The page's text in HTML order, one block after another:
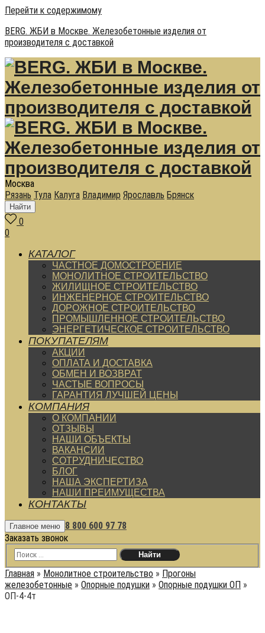
Перейти к содержимому
BERG. ЖБИ в Москве. Железобетонные изделия от
производителя с доставкой
Москва
Рязань Тула Калуга Владимир Ярославль Брянск
Найти
0
0
КАТАЛОГ
ЧАСТНОЕ ДОМОСТРОЕНИЕ
МОНОЛИТНОЕ СТРОИТЕЛЬСТВО
ЖИЛИЩНОЕ СТРОИТЕЛЬСТВО
ИНЖЕНЕРНОЕ СТРОИТЕЛЬСТВО
ДОРОЖНОЕ СТРОИТЕЛЬСТВО
ПРОМЫШЛЕННОЕ СТРОИТЕЛЬСТВО
ЭНЕРГЕТИЧЕСКОЕ СТРОИТЕЛЬСТВО
ПОКУПАТЕЛЯМ
АКЦИИ
ОПЛАТА И ДОСТАВКА
ОБМЕН И ВОЗВРАТ
ЧАСТЫЕ ВОПРОСЫ
ГАРАНТИЯ ЛУЧШЕЙ ЦЕНЫ
КОМПАНИЯ
О КОМПАНИИ
ОТЗЫВЫ
НАШИ ОБЪЕКТЫ
ВАКАНСИИ
СОТРУДНИЧЕСТВО
БЛОГ
НАША ЭКСПЕРТИЗА
НАШИ ПРЕИМУЩЕСТВА
КОНТАКТЫ
Главное меню 8 800 600 97 78
Заказать звонок
Главная » Монолитное строительство » Прогоны
железобетонные » Опорные подушки » Опорные подушки ОП »
ОП-4-4т